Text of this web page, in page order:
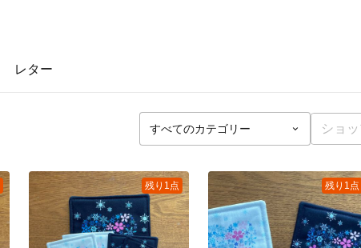
レター
残り1点 残り1点